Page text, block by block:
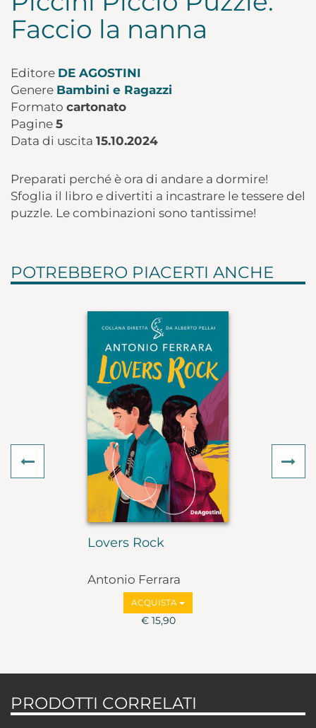
Faccio la nanna
Editore DE AGOSTINI
Genere Bambini e Ragazzi
Formato cartonato
Pagine 5
Data di uscita 15.10.2024
Preparati perché è ora di andare a dormire!
Sfoglia il libro e divertiti a incastrare le tessere del
puzzle. Le combinazioni sono tantissime!
POTREBBERO PIACERTI ANCHE
Lovers Rock
Antonio Ferrara
ACQUISTA
€ 15,90
Previous
PRODOTTI CORRELATI